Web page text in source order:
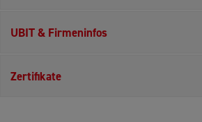
UBIT & Firmeninfos
Zertifikate